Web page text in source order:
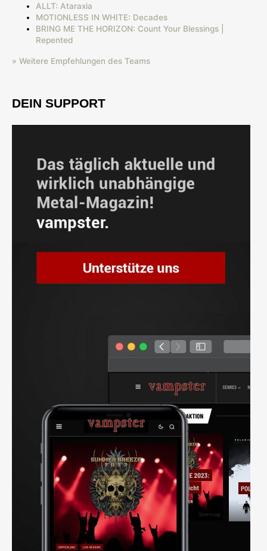
ALLT: Ataraxia
MOTIONLESS IN WHITE: Decades
BRING ME THE HORIZON: Count Your Blessings |
Repented
» Weitere Empfehlungen des Teams
DEIN SUPPORT